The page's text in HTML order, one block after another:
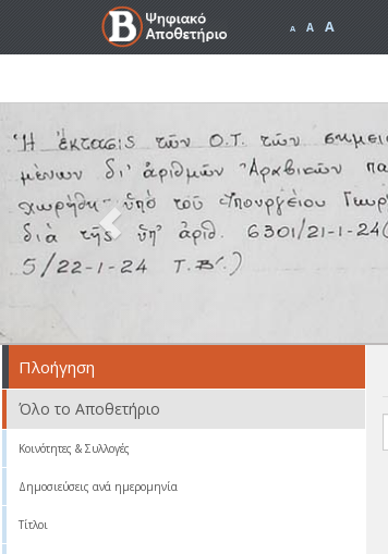
A A A
Πλοήγηση
Όλο το Αποθετήριο
Κοινότητες & Συλλογές
Δημοσιεύσεις ανά ημερομηνία
Τίτλοι